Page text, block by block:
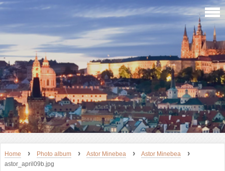
Home › Photo album › Astor Minebea › Astor Minebea ›
astor_april09b.jpg